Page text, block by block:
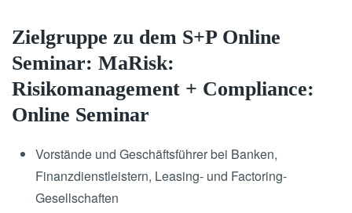
Zielgruppe zu dem S+P Online
Seminar: MaRisk:
Risikomanagement + Compliance:
Online Seminar
Vorstände und Geschäftsführer bei Banken,
Finanzdienstleistern, Leasing- und Factoring-
Gesellschaften